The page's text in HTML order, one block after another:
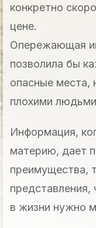
конкретно
цене.
Опережающая
позволила бы
опасные места,
плохими
Информация,
материю, дает
преимущества,
представления,
в жизни нужно